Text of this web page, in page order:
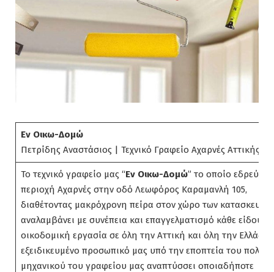
Εν Οικω-Δομώ
Πετρίδης Αναστάσιος | Τεχνικό Γραφείο Αχαρνές Αττικής
Το τεχνικό γραφείο μας “Εν Οικω-Δομώ” το οποίο εδρεύει
περιοχή Αχαρνές στην οδό Λεωφόρος Καραμανλή 105,
διαθέτοντας μακρόχρονη πείρα στον χώρο των κατασκευών,
αναλαμβάνει με συνέπεια και επαγγελματισμό κάθε είδους
οικοδομική εργασία σε όλη την Αττική και όλη την
εξειδικευμένο προσωπικό μας υπό την εποπτεία του
μηχανικού του γραφείου μας αναπτύσσει οποιαδήποτε